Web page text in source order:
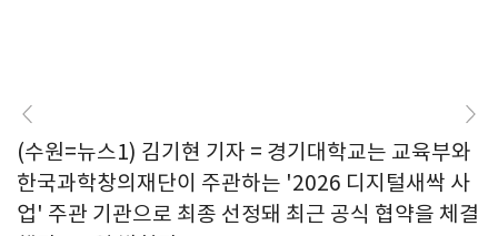
(수원=뉴스1) 김기현 기자 = 경기대학교는 교육부와
한국과학창의재단이 주관하는 '2026 디지털새싹 사
업' 주관 기관으로 최종 선정돼 최근 공식 협약을 체결